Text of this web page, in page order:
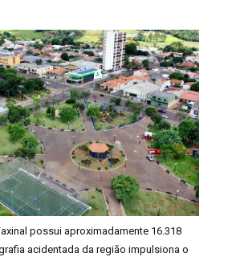
possui aproximadamente 16.318
acidentada da região impulsiona o